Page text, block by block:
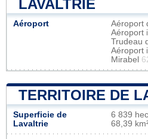
LAVALTRIE
Aéroport Aéroport
Aéroport
Trudeau
Aéroport
Mirabel
TERRITOIRE DE
Superficie de
Lavaltrie
6 839
68,39